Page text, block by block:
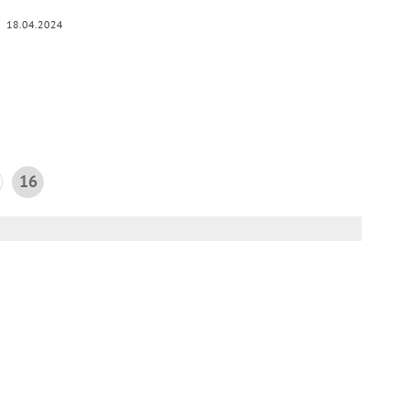
18.04.2024
16